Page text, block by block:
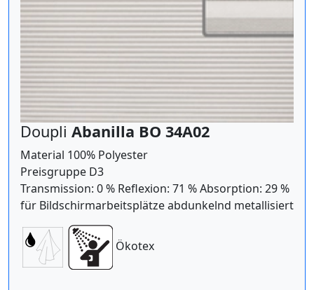
Doupli Abanilla BO 34A02
Material 100% Polyester
Preisgruppe D3
Transmission: 0 % Reflexion: 71 % Absorption: 29 %
für Bildschirmarbeitsplätze abdunkelnd metallisiert
Ökotex